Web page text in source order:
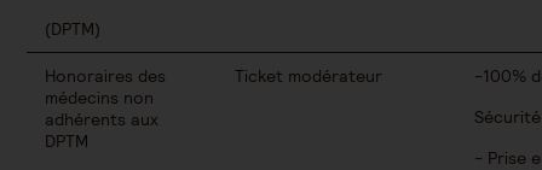
(DPTM)
Honoraires des
médecins non
adhérents aux
DPTM
Ticket modérateur
-100%
- Prise